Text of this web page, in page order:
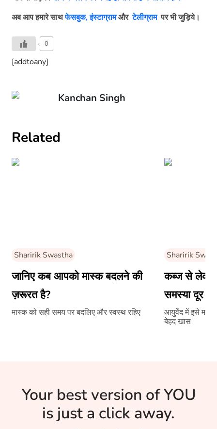
अब आप हमारे साथफेसबुक,इंस्टाग्रामऔरटेलीग्राम पर भी जुड़िये।
0
[addtoany]
Kanchan Singh
Related
Sharirik Swastha
जानिए कब आपको मास्क बदलने की
ज़रूरत है?
मास्क को सही समय पर बदलिए और स्वस्थ रहिए
Sharirik
कब्ज से लेकर
समस्या दूर
आयुर्वेद में इसे
बेहद खास
Your best version of YOU
is just a click away.